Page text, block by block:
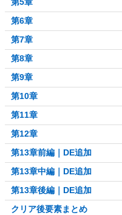
第6章
第7章
第8章
第9章
第10章
第11章
第12章
第13章前編｜DE追加
第13章中編｜DE追加
第13章後編｜DE追加
クリア後要素まとめ